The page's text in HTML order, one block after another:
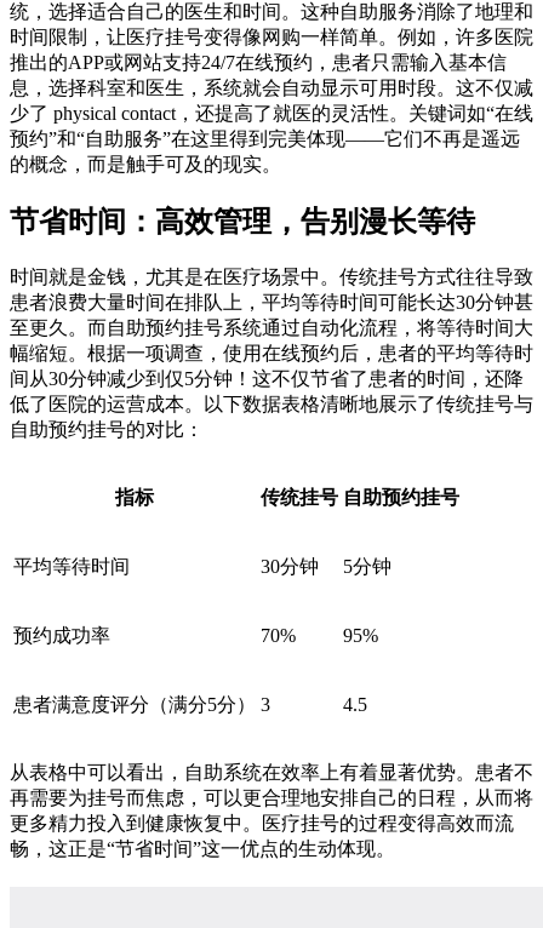
统，选择适合自己的医生和时间。这种自助服务消除了地理和
时间限制，让医疗挂号变得像网购一样简单。例如，许多医院
推出的APP或网站支持24/7在线预约，患者只需输入基本信
息，选择科室和医生，系统就会自动显示可用时段。这不仅减
少了 physical contact，还提高了就医的灵活性。关键词如“在线
预约”和“自助服务”在这里得到完美体现——它们不再是遥远
的概念，而是触手可及的现实。
节省时间：高效管理，告别漫长等待
时间就是金钱，尤其是在医疗场景中。传统挂号方式往往导致
患者浪费大量时间在排队上，平均等待时间可能长达30分钟甚
至更久。而自助预约挂号系统通过自动化流程，将等待时间大
幅缩短。根据一项调查，使用在线预约后，患者的平均等待时
间从30分钟减少到仅5分钟！这不仅节省了患者的时间，还降
低了医院的运营成本。以下数据表格清晰地展示了传统挂号与
自助预约挂号的对比：
指标 传统挂号 自助预约挂号
平均等待时间 30分钟 5分钟
预约成功率 70% 95%
患者满意度评分（满分5分） 3 4.5
从表格中可以看出，自助系统在效率上有着显著优势。患者不
再需要为挂号而焦虑，可以更合理地安排自己的日程，从而将
更多精力投入到健康恢复中。医疗挂号的过程变得高效而流
畅，这正是“节省时间”这一优点的生动体现。